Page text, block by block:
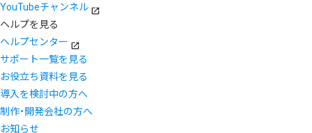
YouTubeチャンネル
ヘルプを見る
ヘルプセンター
サポート一覧を見る
お役立ち資料を見る
導入を検討中の方へ
制作・開発会社の方へ
お知らせ